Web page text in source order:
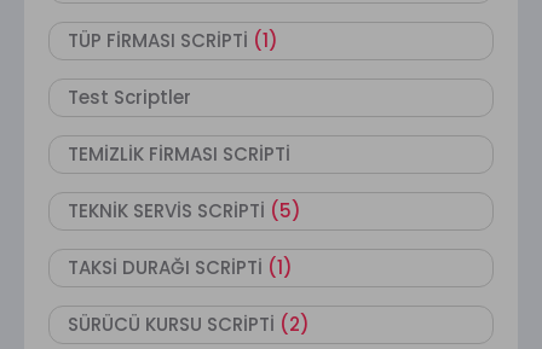
TÜP FİRMASI SCRİPTİ (1)
Test Scriptler
TEMİZLİK FİRMASI SCRİPTİ
TEKNİK SERVİS SCRİPTİ (5)
TAKSİ DURAĞI SCRİPTİ (1)
SÜRÜCÜ KURSU SCRİPTİ (2)